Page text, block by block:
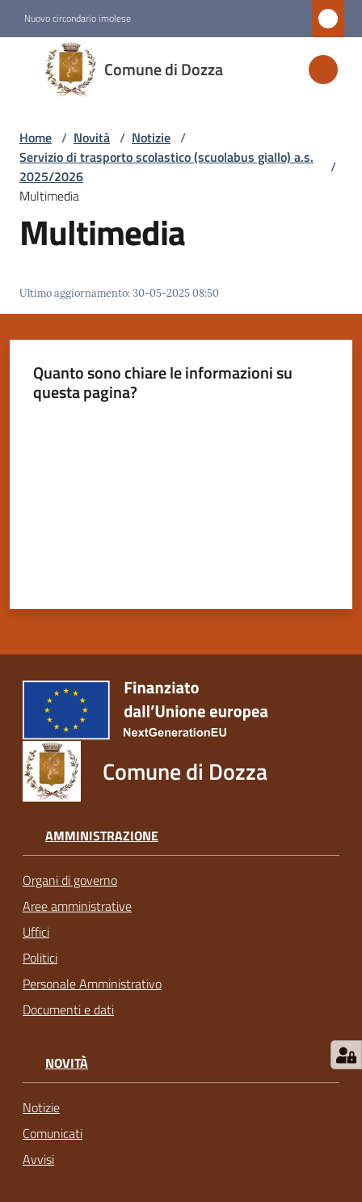
Nuovo circondario imolese
Comune di Dozza
Comune
di
Dozza
Amministrazione
Novità
Menu selezionato
Menu selezionato
Vivere
Dozza
Seguici
su
Home / Novità / Notizie /
Servizio di trasporto scolastico (scuolabus giallo) a.s.
2025/2026
/
Multimedia
Multimedia
Ultimo aggiornamento:30-05-2025 08:50
Quanto sono chiare le informazioni su
questa pagina?
Comune di Dozza
AMMINISTRAZIONE
Organi di governo
Aree amministrative
Uffici
Politici
Personale Amministrativo
Documenti e dati
NOVITÀ
Notizie
Comunicati
Avvisi